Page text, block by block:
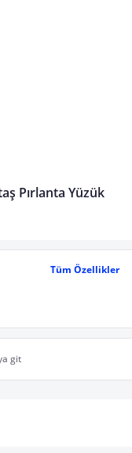
Pırlanta Yüzük
Tüm Özellikler
git